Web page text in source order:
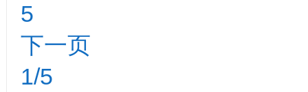
5
下一页
1/5